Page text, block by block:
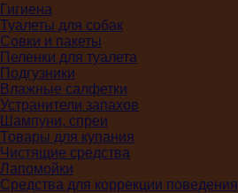
Гигиена
Туалеты для собак
Совки и пакеты
Пеленки для туалета
Подгузники
Влажные салфетки
Устранители запахов
Шампуни, спреи
Товары для купания
Чистящие средства
Лапомойки
Средства для коррекции поведения